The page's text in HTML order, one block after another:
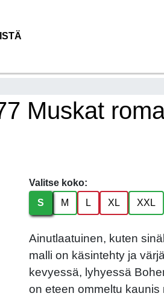
Muskat
Valitse koko:
S
M L XL XXL
Ainutlaatuinen, kuten
malli on käsintehty ja
kevyessä, lyhyessä
on eteen ommeltu kaunis